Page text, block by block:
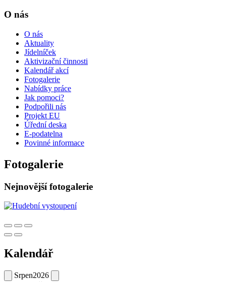
O nás
O nás
Aktuality
Jídelníček
Aktivizační činnosti
Kalendář akcí
Fotogalerie
Nabídky práce
Jak pomoci?
Podpořili nás
Projekt EU
Úřední deska
E-podatelna
Povinné informace
Fotogalerie
Nejnovější fotogalerie
Kalendář
Srpen2026